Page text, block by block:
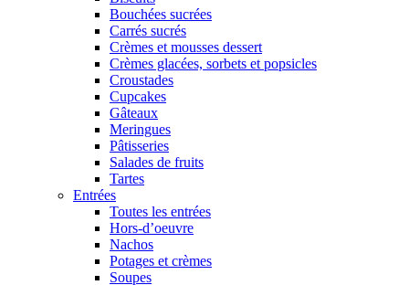
Bouchées sucrées
Carrés sucrés
Crèmes et mousses dessert
Crèmes glacées, sorbets et popsicles
Croustades
Cupcakes
Gâteaux
Meringues
Pâtisseries
Salades de fruits
Tartes
Entrées
Toutes les entrées
Hors-d’oeuvre
Nachos
Potages et crèmes
Soupes